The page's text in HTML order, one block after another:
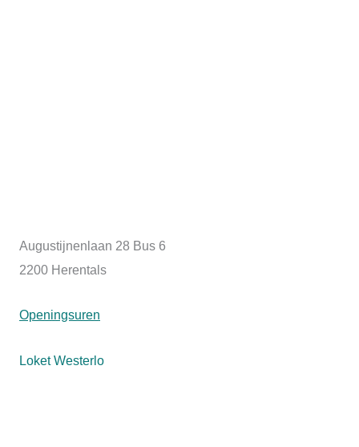
Augustijnenlaan 28 Bus 6
2200 Herentals
Openingsuren
Loket Westerlo